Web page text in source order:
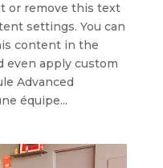
or remove this text
settings. You can
content in the
even apply custom
Advanced
équipe...